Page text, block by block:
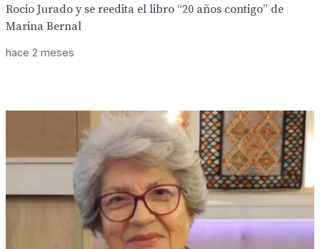
Rocio Jurado y se reedita el libro “20 años contigo” de
Marina Bernal
hace 2 meses